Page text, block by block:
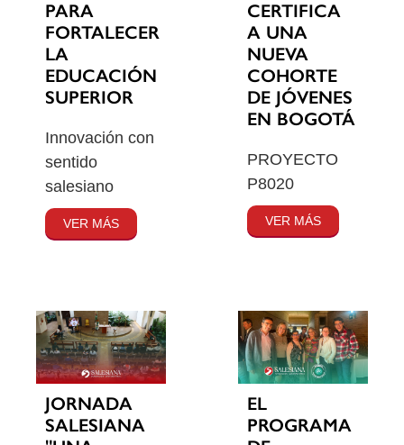
PARA
FORTALECER
LA
EDUCACIÓN
SUPERIOR
Innovación con
sentido
salesiano
VER MÁS
CERTIFICA
A UNA
NUEVA
COHORTE
DE JÓVENES
EN BOGOTÁ
PROYECTO
P8020
VER MÁS
JORNADA
SALESIANA
EL
PROGRAMA